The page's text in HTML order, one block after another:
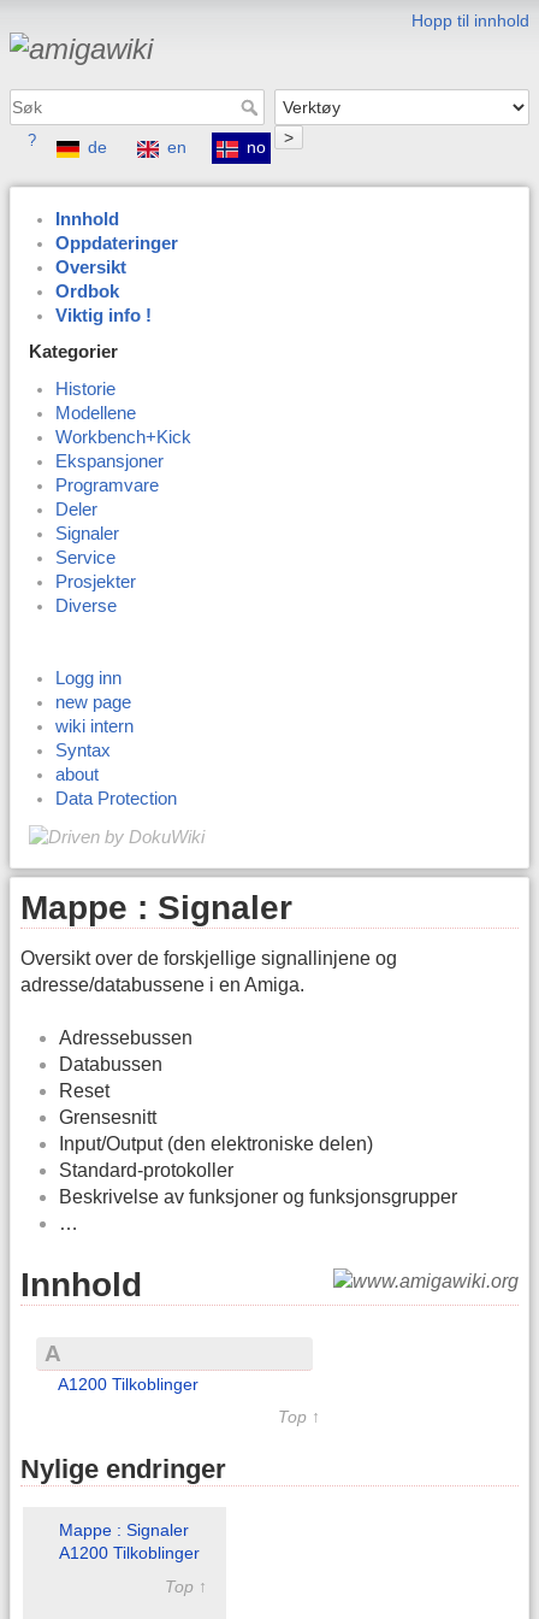
Hopp til innhold
>
? de en no
Innhold
Oppdateringer
Oversikt
Ordbok
Viktig info !
Kategorier
Historie
Modellene
Workbench+Kick
Ekspansjoner
Programvare
Deler
Signaler
Service
Prosjekter
Diverse
Logg inn
new page
wiki intern
Syntax
about
Data Protection
Mappe : Signaler
Oversikt over de forskjellige signallinjene og
adresse/databussene i en Amiga.
Adressebussen
Databussen
Reset
Grensesnitt
Input/Output (den elektroniske delen)
Standard-protokoller
Beskrivelse av funksjoner og funksjonsgrupper
…
Innhold
A
A1200 Tilkoblinger
Top ↑
Nylige endringer
Mappe : Signaler
A1200 Tilkoblinger
Top ↑